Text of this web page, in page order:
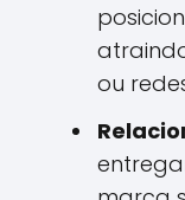
ou